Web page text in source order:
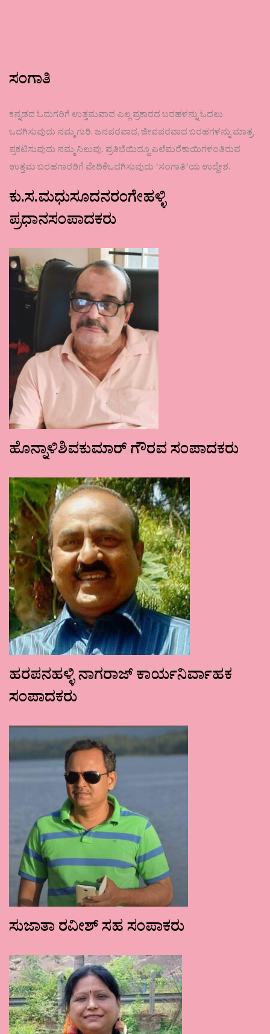
ಸಂಗಾತಿ
ಕನ್ನಡದ ಓದುಗರಿಗೆ ಉತ್ತಮವಾದ ಎಲ್ಲ ಪ್ರಕಾರದ ಬರಹಳನ್ನು ಓದಲು
ಒದಗಿಸುವುದು ನಮ್ಮ ಗುರಿ. ಜನಪರವಾದ, ಜೀವಪರವಾದ ಬರಹಗಳನ್ನು ಮಾತ್ರ
ಪ್ರಕಟಿಸುವುದು ನಮ್ಮ ನಿಲುವು. ಪ್ರತಿಭೆಯಿದ್ದೂ ಎಲೆಮರೆಕಾಯಿಗಳಂತಿರುವ
ಉತ್ತಮ ಬರಹಗಾರರಿಗೆ ವೇದಿಕೆಒದಗಿಸುವುದು ʼಸಂಗಾತಿʼಯ ಉದ್ದೇಶ.
ಕು.ಸ.ಮಧುಸೂದನರಂಗೇಹಳ್ಳಿ
ಪ್ರಧಾನಸಂಪಾದಕರು
ಹೊನ್ನಾಳಿಶಿವಕುಮಾರ್ ಗೌರವ ಸಂಪಾದಕರು
ಹರಪನಹಳ್ಳಿ ನಾಗರಾಜ್ ಕಾರ್ಯನಿರ್ವಾಹಕ
ಸಂಪಾದಕರು
ಸುಜಾತಾ ರವೀಶ್ ಸಹ ಸಂಪಾಕರು